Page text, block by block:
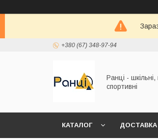
+380 (67) 348-97-94
Ранці -
спортивні
КАТАЛОГ